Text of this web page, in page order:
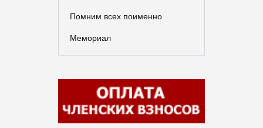
Помним всех поименно
Мемориал